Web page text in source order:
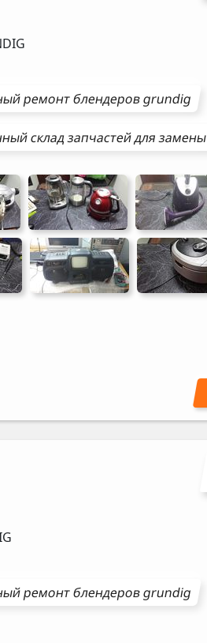
ремонтблендеровgrundig
склад запчастей для замены
ремонтблендеровgrundig